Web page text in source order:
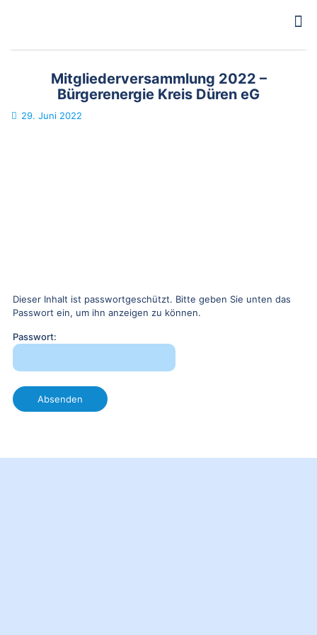
Mitgliederversammlung 2022 –
Bürgerenergie Kreis Düren eG
29. Juni 2022
Dieser Inhalt ist passwortgeschützt. Bitte geben Sie unten das
Passwort ein, um ihn anzeigen zu können.
Passwort: